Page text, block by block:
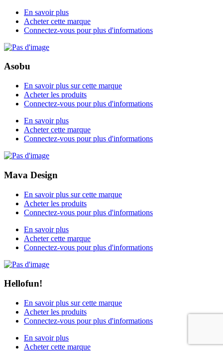
En savoir plus
Acheter cette marque
Connectez-vous pour plus d'informations
Asobu
En savoir plus sur cette marque
Acheter les produits
Connectez-vous pour plus d'informations
En savoir plus
Acheter cette marque
Connectez-vous pour plus d'informations
Mava Design
En savoir plus sur cette marque
Acheter les produits
Connectez-vous pour plus d'informations
En savoir plus
Acheter cette marque
Connectez-vous pour plus d'informations
Hellofun!
En savoir plus sur cette marque
Acheter les produits
Connectez-vous pour plus d'informations
En savoir plus
Acheter cette marque